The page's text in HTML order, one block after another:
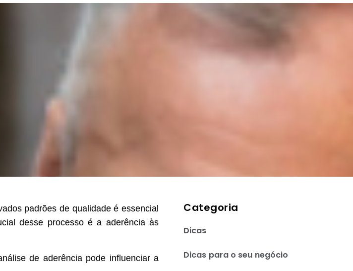
padrões de qualidade é essencial
desse processo é a aderência às
de aderência pode influenciar a
Categoria
Dicas
Dicas para o seu negócio